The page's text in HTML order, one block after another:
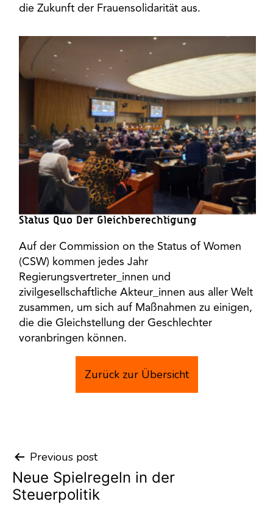
die Zukunft der Frauensolidarität aus.
Status Quo Der Gleichberechtigung
Auf der Commission on the Status of Women
(CSW) kommen jedes Jahr
Regierungsvertreter_innen und
zivilgesellschaftliche Akteur_innen aus aller Welt
zusammen, um sich auf Maßnahmen zu einigen,
die die Gleichstellung der Geschlechter
voranbringen können.
Zurück zur Übersicht
Post
navigation
Previous post
Neue Spielregeln in der
Steuerpolitik